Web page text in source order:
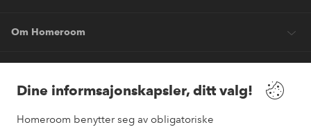
Dine informsajonskapsler, ditt valg!
Homeroom benytter seg av obligatoriske
Om Homeroom